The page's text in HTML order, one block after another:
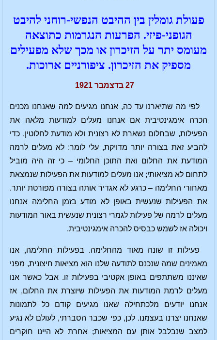
פעולת גומלין בין ההיבט הנפשי-רוחני להיבט
הגופני-פיזי. הפרעות הנגרמות כתוצאה
מעומס יתר על הזיכרון או מכך שלא מפעילים
מספיק את הזיכרון. ציפורניים ארוכות.
27 בדצמבר 1921
לפי מה שתיארנו עד כה, אנחנו מגיעים למה שאנחנו מכנים
הכרה אימגינטיבית אם אנחנו מעלים למודעות מלאה את
הפעילות, שבחלום נשארת לא רצונית ולא מודעת לחלוטין. כדי
להביע זאת בצורה יותר מדויקת, עלי לומר: לא מעלים לרמה
המודעת את החלום ואת התוכן החלומי – כי זה היה מוביל
לתחום לא מציאותי; אנו מעלים למודעות את הפעילות שנמצאת
מאחורי החלימה – כרגע לא אגדיר אותה בצורה מפורטת יותר.
את הפעילות שנעשית באופן לא מודע בזמן החלימה אנחנו
מעלים לרמה של פעילות לגמרי רצונית שנעשית באור המודעות
ויכולה אז לשמש כבסיס להכרה אימגינטיבית.
פעילות זו שונה מאוד מהחלימה. בפעילות החלימה, אנו
מאמינים שמה שנכנס לתודעה שלנו הוא מציאות חיצונית, מפני
שאיננו משתתפים באופן אקטיבי בפעילות זו. אבל כאשר אנו
מעלים לרמת המודעות את הפעילות שיוצרת את החלום, אז
אנחנו יודעים מלכתחילה שאנו מגיעים קודם כל לתמונות
שאנחנו יצרנו בעצמנו. לכן, כפי שכבר הסברתי, לעולם לא נגיע
למצב שנבלבל אותן עם המציאות; אחרת לא היינו חוקרים